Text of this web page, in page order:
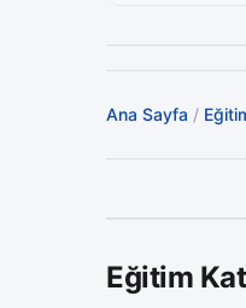
Ana Sayfa /
Eğitim